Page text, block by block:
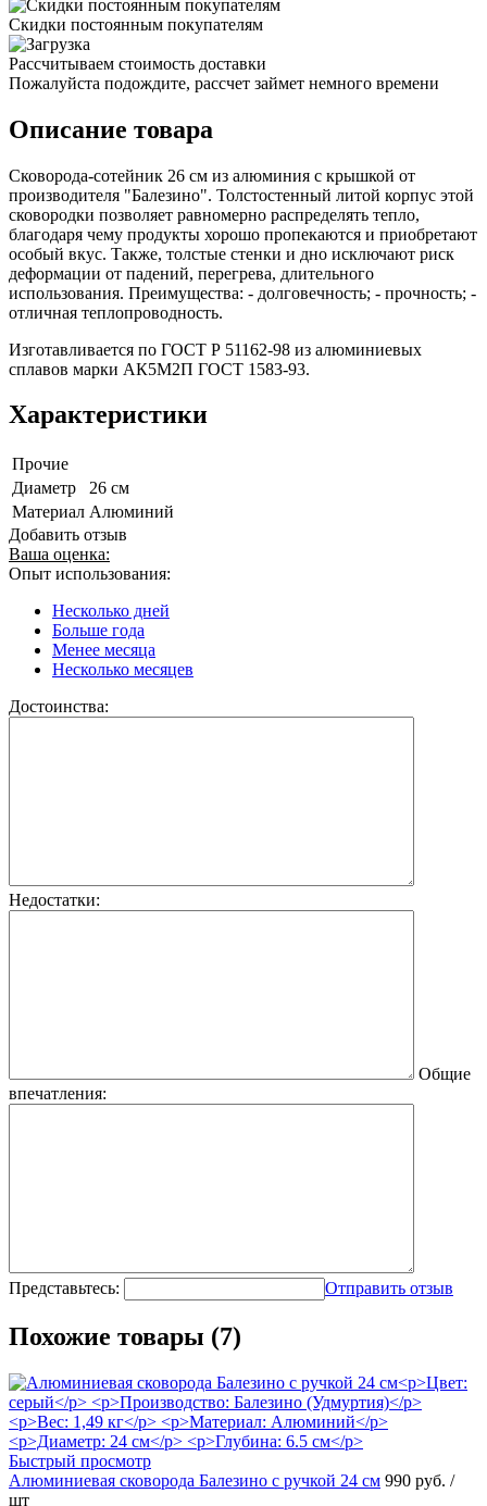
Скидки постоянным покупателям
Рассчитываем стоимость доставки
Пожалуйста подождите, рассчет займет немного времени
Описание товара
Сковорода-сотейник 26 см из алюминия с крышкой от
производителя "Балезино". Толстостенный литой корпус этой
сковородки позволяет равномерно распределять тепло,
благодаря чему продукты хорошо пропекаются и приобретают
особый вкус. Также, толстые стенки и дно исключают риск
деформации от падений, перегрева, длительного
использования. Преимущества: - долговечность; - прочность; -
отличная теплопроводность.
Изготавливается по ГОСТ Р 51162-98 из алюминиевых
сплавов марки АК5М2П ГОСТ 1583-93.
Характеристики
Прочие
Диаметр
26 см
Материал Алюминий
Добавить отзыв
Ваша оценка:
Опыт использования:
Несколько дней
Больше года
Менее месяца
Несколько месяцев
Достоинства:
Недостатки:
Общие
впечатления:
Представьтесь: Отправить отзыв
Похожие товары (7)
Быстрый просмотр
Алюминиевая сковорода Балезино с ручкой 24 см 990 руб. /
шт